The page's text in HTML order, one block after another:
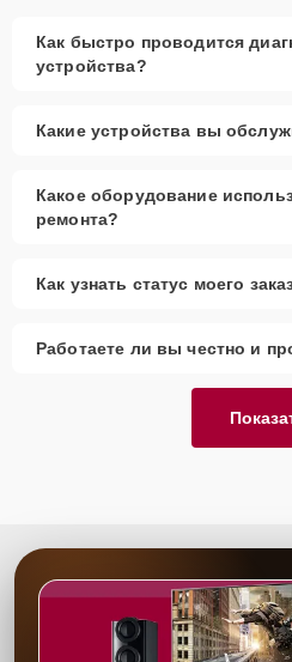
долгосрочную эксплуатацию
обеспечиваем надежный результат
Как быстро проводится
устройства?
Какие устройства вы
Какое оборудование
ремонта?
Как узнать статус моего
Работаете ли вы честно и